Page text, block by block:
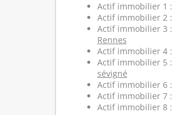
Actif immobilier 1 :
Actif immobilier 2 :
Actif immobilier 3 :
Rennes
Actif immobilier 4 :
Actif immobilier 5 :
sévigné
Actif immobilier 6 :
Actif immobilier 7 :
Actif immobilier 8 :